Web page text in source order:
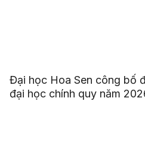
Đại học Hoa Sen công bố
đại học chính quy năm